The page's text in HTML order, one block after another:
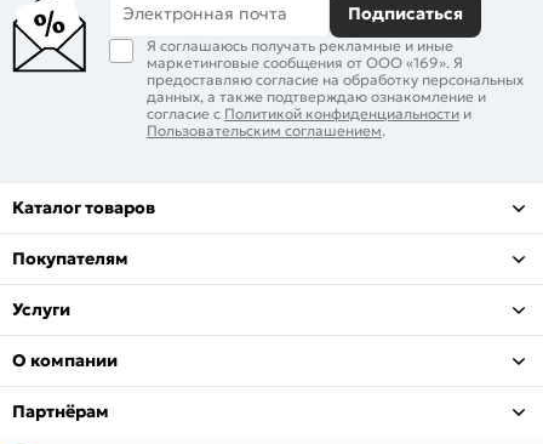
Электронная почта Подписаться
Я соглашаюсь получать рекламные и иные
маркетинговые сообщения от ООО «169». Я
предоставляю согласие на обработку персональных
данных, а также подтверждаю ознакомление и
согласие с Политикой конфиденциальности и
Пользовательским соглашением.
Каталог товаров
Покупателям
Услуги
О компании
Партнёрам